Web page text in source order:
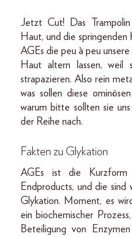
Jetzt Cut! Das
Haut, und die springenden
AGEs die peu à peu
Haut altern lassen,
strapazieren. Also rein
was sollen diese
warum bitte sollten sie
der Reihe nach.
Fakten zu Glykation
AGEs ist die Kurzform
Endproducts, und die sind
Glykation. Moment, es
ein biochemischer
Beteiligung von